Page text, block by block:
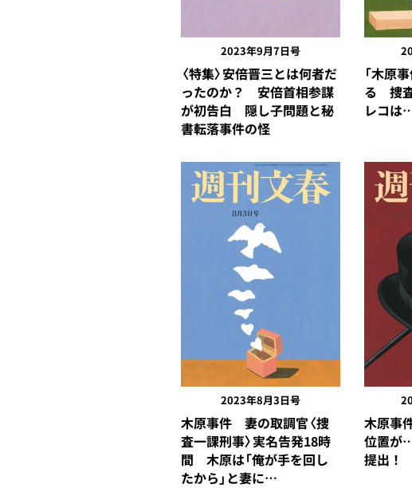
2023年9月7日号
〈特集〉安倍晋三とは何者だ
ったのか？ 安倍首相参謀
が初告白 隠し子問題と秘
書転落事件の怪
「木原
る 捜査
レコは
2023年8月3日号
木原事件 妻の取調官〈捜
査一課刑事〉実名告発18時
間 木原は「俺が手を回し
たから」と妻に…
木原事
位置が
提出！